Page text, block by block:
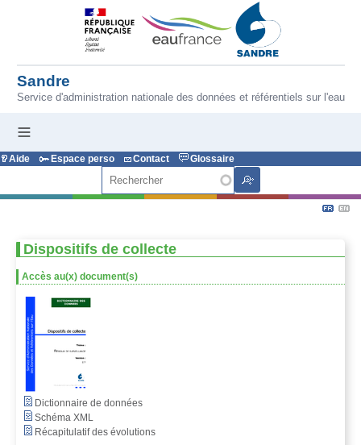
Aller au contenu principal
Sandre
Service d'administration nationale des données et référentiels sur l'eau
Aide Espace perso Contact
Glossaire
Dispositifs de collecte
Accès au(x) document(s)
Dictionnaire de données
Schéma XML
Récapitulatif des évolutions